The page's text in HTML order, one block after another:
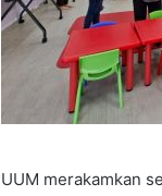
UUM merakamkan